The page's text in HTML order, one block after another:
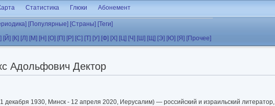
Статистика Глюки Абонемент
[Популярные] [Страны] [Теги]
[Й] [К] [Л] [М] [Н] [О] [П] [Р] [С] [Т] [У] [Ф] [Х] [Ц] [Ч] [Ш] [Щ] [Э] [Ю] [Я] [Прочее]
Адольфович Дектор
декабря 1930, Минск - 12 апреля 2020, Иерусалим) — российский и израильский литератор,